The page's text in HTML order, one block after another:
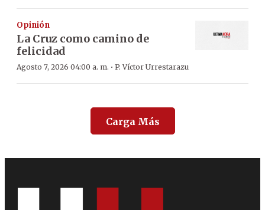
Opinión
La Cruz como camino de
felicidad
Agosto 7, 2026 04:00 a. m. · P. Víctor Urrestarazu
Carga Más